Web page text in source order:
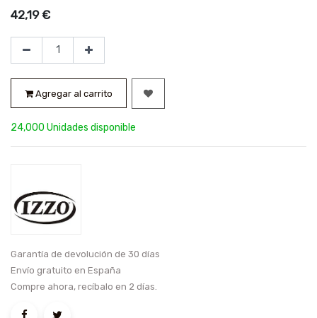
42,19€
Agregar al carrito
24,000 Unidades disponible
Garantía de devolución de 30 días
Envío gratuito en España
Compre ahora, recíbalo en 2 días.